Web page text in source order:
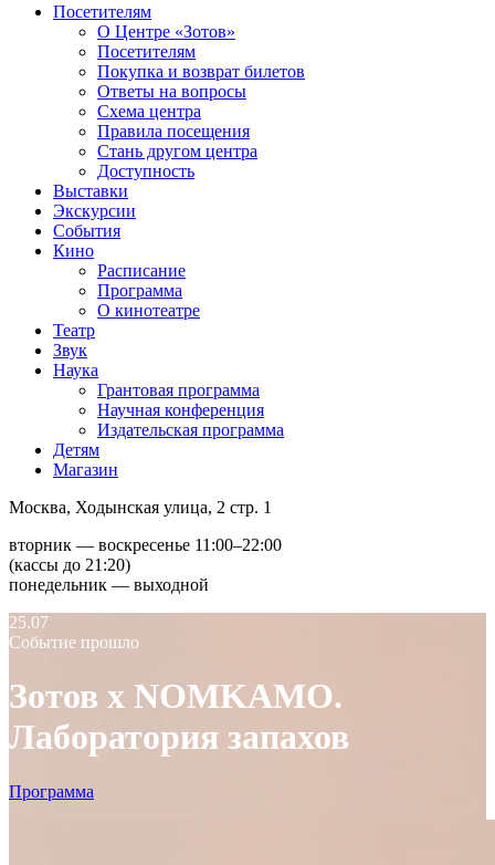
Посетителям
О Центре «Зотов»
Посетителям
Покупка и возврат билетов
Ответы на вопросы
Схема центра
Правила посещения
Стань другом центра
Доступность
Выставки
Экскурсии
События
Кино
Расписание
Программа
О кинотеатре
Театр
Звук
Наука
Грантовая программа
Научная конференция
Издательская программа
Детям
Магазин
Москва, Ходынская улица, 2 стр. 1
вторник — воскресенье 11:00–22:00
(кассы до 21:20)
понедельник — выходной
25.07
Событие прошло
Зотов х NOMKAMO.
Лаборатория запахов
Программа